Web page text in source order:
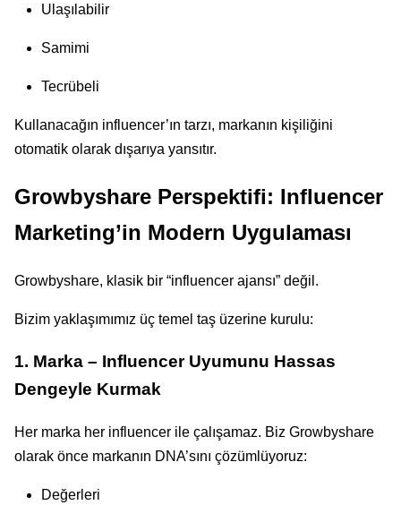
Ulaşılabilir
Samimi
Tecrübeli
Kullanacağın influencer’ın tarzı, markanın kişiliğini
otomatik olarak dışarıya yansıtır.
Growbyshare Perspektifi: Influencer
Marketing’in Modern Uygulaması
Growbyshare, klasik bir “influencer ajansı” değil.
Bizim yaklaşımımız üç temel taş üzerine kurulu:
1. Marka – Influencer Uyumunu Hassas
Dengeyle Kurmak
Her marka her influencer ile çalışamaz. Biz Growbyshare
olarak önce markanın DNA’sını çözümlüyoruz:
Değerleri